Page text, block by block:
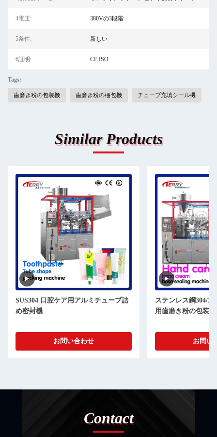
4電圧: 380Vの3段階
5条件: 新しい
6証明: CE,ISO
Tags:
歯磨き粉の包装機 歯磨き粉の梱包機 チューブ充填シール機
Similar Products
SUS304 口腔ケア用アルミチューブ詰
め密封機
お問い合わせ
ステンレス鋼304/
用歯磨き粉の包装機
お問い
Contact